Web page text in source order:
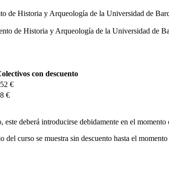
de Historia y Arqueología de la Universidad de
de Historia y Arqueología de la Universidad de
con descuento
€
€
este deberá introducirse debidamente en el
curso se muestra sin descuento hasta el